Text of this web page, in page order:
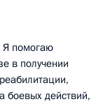
Я помогаю
в получении
боевых действий,